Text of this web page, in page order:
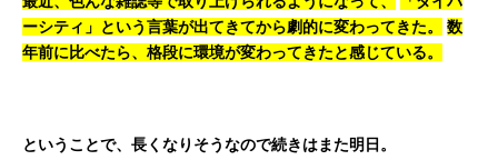
ーシティ」という言葉が出てきてから劇的に変わってきた。
数
年前に比べたら、格段に環境が変わってきたと感じている。
ということで、長くなりそうなので続きはまた明日。